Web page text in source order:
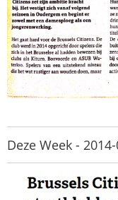
Deze Week -